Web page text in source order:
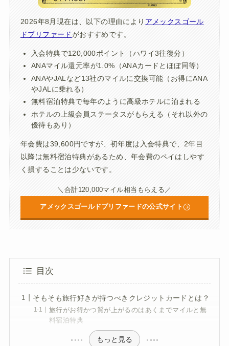
2026年8月現在は、以下の理由により アメックスゴール
ドプリファードがおすすめです。
入会特典で120,000ポイント（ハワイ3往復分）
ANAマイル還元率が1.0%（ANAカードとほぼ同等）
ANAやJALなど13社のマイルに交換可能（お得にANA
やJALに乗れる）
無料宿泊特典で毎年のように高級ホテルに泊まれる
ホテルの上級会員ステータスがもらえる（それ以外の
優待もあり）
年会費は39,600円ですが、初年度は入会特典で、2年目
以降は無料宿泊特典があるため、年会費のペイはしやす
く損することは少ないです。
＼合計120,000マイル相当もらえる／
アメックスゴールドプリファードの公式サイト
目次
そもそも旅行好きが持つべきクレジットカードとは？
旅行がお得かつ質が上がるのはあくまでマイルと無
料宿泊特典
もっと見る